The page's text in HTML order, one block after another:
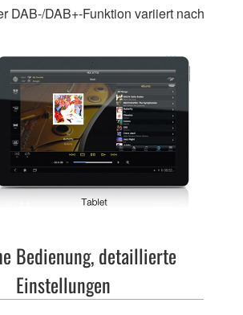
DAB-/DAB+-Funktion variiert nach
Bedienung, detaillierte
Einstellungen